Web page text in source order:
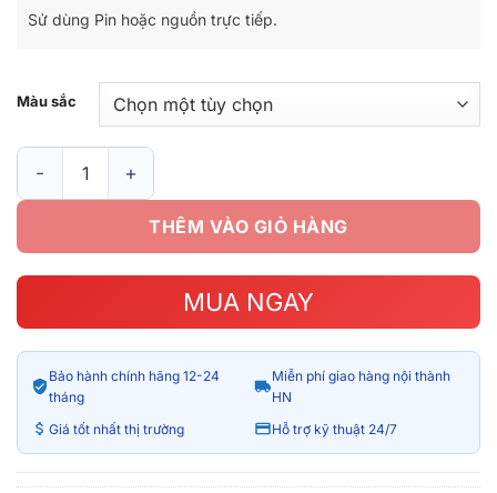
Sử dùng Pin hoặc nguồn trực tiếp.
Màu sắc
Chuông cửa thông minh Aqara G4 Video Doorbell bản nội địa
THÊM VÀO GIỎ HÀNG
MUA NGAY
Bảo hành chính hãng 12-24
tháng
Miễn phí giao hàng nội thành
HN
Giá tốt nhất thị trường
Hỗ trợ kỹ thuật 24/7